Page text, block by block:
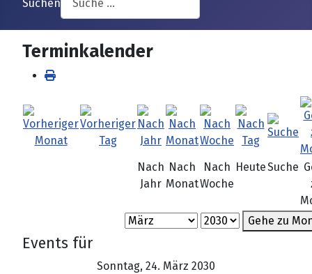
Suchen
Terminkalender
Nach
Jahr
Nach
Monat
Nach
Woche
HeuteSuche
Gehe zu
Events für
Sonntag, 24. März 2030